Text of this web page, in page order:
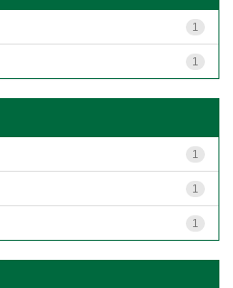
1
1
1
1
1